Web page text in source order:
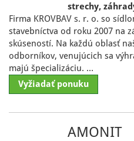
strechy,
Firma KROVBAV s. r. o. so
stavebníctva od roku 2007 na
skúseností. Na každú oblasť
odborníkov, venujúcich sa
majú špecializáciu. …
Vyžiadať ponuku
AMONIT